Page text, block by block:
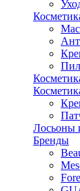
Лосьоны
Бренды